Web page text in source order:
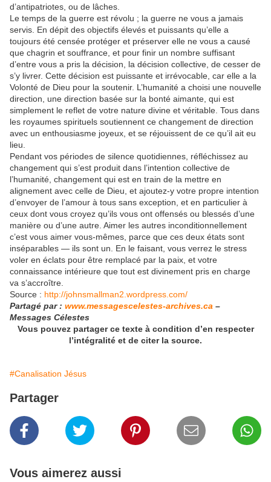
d’antipatriotes, ou de lâches.
Le temps de la guerre est révolu ; la guerre ne vous a jamais
servis. En dépit des objectifs élevés et puissants qu’elle a
toujours été censée protéger et préserver elle ne vous a causé
que chagrin et souffrance, et pour finir un nombre suffisant
d’entre vous a pris la décision, la décision collective, de cesser de
s’y livrer. Cette décision est puissante et irrévocable, car elle a la
Volonté de Dieu pour la soutenir. L’humanité a choisi une nouvelle
direction, une direction basée sur la bonté aimante, qui est
simplement le reflet de votre nature divine et véritable. Tous dans
les royaumes spirituels soutiennent ce changement de direction
avec un enthousiasme joyeux, et se réjouissent de ce qu’il ait eu
lieu.
Pendant vos périodes de silence quotidiennes, réfléchissez au
changement qui s’est produit dans l’intention collective de
l’humanité, changement qui est en train de la mettre en
alignement avec celle de Dieu, et ajoutez-y votre propre intention
d’envoyer de l’amour à tous sans exception, et en particulier à
ceux dont vous croyez qu’ils vous ont offensés ou blessés d’une
manière ou d’une autre. Aimer les autres inconditionnellement
c’est vous aimer vous-mêmes, parce que ces deux états sont
inséparables — ils sont un. En le faisant, vous verrez le stress
voler en éclats pour être remplacé par la paix, et votre
connaissance intérieure que tout est divinement pris en charge
va s’accroître.
Source : http://johnsmallman2.wordpress.com/
Partagé par : www.messagescelestes-archives.ca –
Messages Célestes
Vous pouvez partager ce texte à condition d’en respecter
l’intégralité et de citer la source.
#Canalisation Jésus
Partager
Vous aimerez aussi